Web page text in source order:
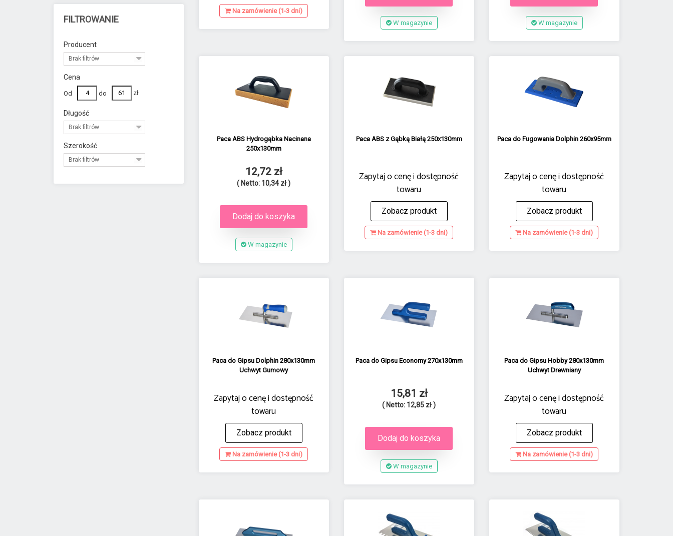
FILTROWANIE
Producent
Brak filtrów
Cena
Od do zł
Długość
Brak filtrów
Szerokość
Brak filtrów
Na zamówienie (1-3 dni)
W magazynie W magazynie
Paca ABS Hydrogąbka Nacinana
250x130mm
12,72 zł
( Netto: 10,34 zł )
Dodaj do koszyka
W magazynie
Paca ABS z Gąbką Białą 250x130mm
Zapytaj o cenę i dostępność
towaru
Zobacz produkt
Na zamówienie (1-3 dni)
Paca do Fugowania Dolphin 260x95mm
Zapytaj o cenę i dostępność
towaru
Zobacz produkt
Na zamówienie (1-3 dni)
Paca do Gipsu Dolphin 280x130mm
Uchwyt Gumowy
Zapytaj o cenę i dostępność
towaru
Zobacz produkt
Na zamówienie (1-3 dni)
Paca do Gipsu Economy 270x130mm
15,81 zł
( Netto: 12,85 zł )
Dodaj do koszyka
W magazynie
Paca do Gipsu Hobby 280x130mm
Uchwyt Drewniany
Zapytaj o cenę i dostępność
towaru
Zobacz produkt
Na zamówienie (1-3 dni)